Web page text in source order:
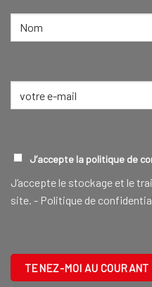
NOM
RGPD(NÉCESSAIRE)
J’accepte la politique de
J‘accepte le stockage et le
site. - Politique de